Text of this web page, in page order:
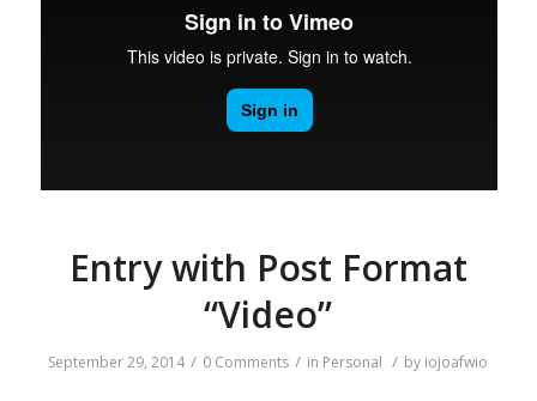
Entry with Post Format
“Video”
September 29, 2014 / 0 Comments / in Personal / by iojoafwio